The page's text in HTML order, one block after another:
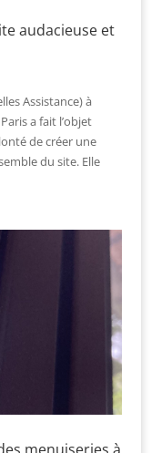
audacieuse et
Assistance) à
a fait l’objet
de créer une
du site. Elle